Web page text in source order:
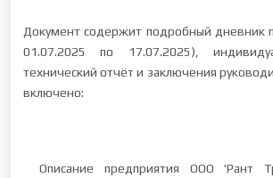
Документ содержит подробный дневник
01.07.2025 по 17.07.2025),
технический отчёт и заключения
включено:
Описание предприятия ООО 'Рант